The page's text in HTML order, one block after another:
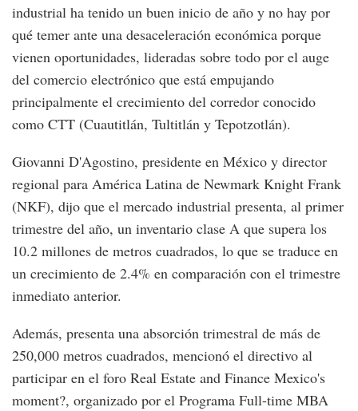
industrial ha tenido un buen inicio de año y no hay por
qué temer ante una desaceleración económica porque
vienen oportunidades, lideradas sobre todo por el auge
del comercio electrónico que está empujando
principalmente el crecimiento del corredor conocido
como CTT (Cuautitlán, Tultitlán y Tepotzotlán).
Giovanni D'Agostino, presidente en México y director
regional para América Latina de Newmark Knight Frank
(NKF), dijo que el mercado industrial presenta, al primer
trimestre del año, un inventario clase A que supera los
10.2 millones de metros cuadrados, lo que se traduce en
un crecimiento de 2.4% en comparación con el trimestre
inmediato anterior.
Además, presenta una absorción trimestral de más de
250,000 metros cuadrados, mencionó el directivo al
participar en el foro Real Estate and Finance Mexico's
moment?, organizado por el Programa Full-time MBA